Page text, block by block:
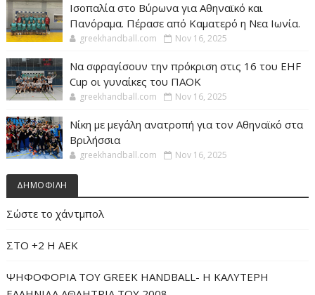
Ισοπαλία στο Βύρωνα για Αθηναϊκό και
Πανόραμα. Πέρασε από Καματερό η Νεα Ιωνία.
greekhandball.com Nov 16, 2025
Να σφραγίσουν την πρόκριση στις 16 του EHF
Cup οι γυναίκες του ΠΑΟΚ
greekhandball.com Nov 16, 2025
Νίκη με μεγάλη ανατροπή για τον Αθηναϊκό στα
Βριλήσσια
greekhandball.com Nov 16, 2025
ΔΗΜΟΦΙΛΗ
Σώστε το χάντμπολ
ΣΤΟ +2 Η ΑΕΚ
ΨΗΦΟΦΟΡΙΑ ΤΟΥ GREEK HANDBALL- H ΚΑΛΥΤΕΡΗ